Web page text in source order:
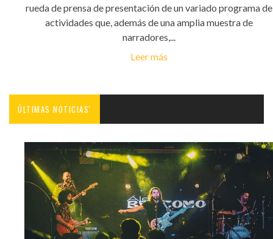
rueda de prensa de presentación de un variado programa de
actividades que, además de una amplia muestra de
narradores,...
Leer más
ÚLTIMAS NOTICIAS'